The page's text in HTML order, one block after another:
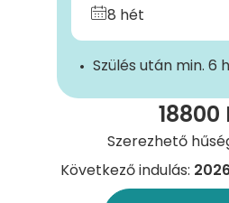
8 hét
Szülés után min. 6
18800
Szerezhető
Következő indulás: